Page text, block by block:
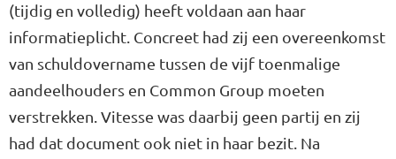
(tijdig en volledig) heeft voldaan aan haar
informatieplicht. Concreet had zij een overeenkomst
van schuldovername tussen de vijf toenmalige
aandeelhouders en Common Group moeten
verstrekken. Vitesse was daarbij geen partij en zij
had dat document ook niet in haar bezit. Na